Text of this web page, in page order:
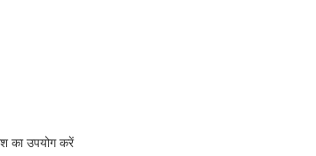
का उपयोग करें